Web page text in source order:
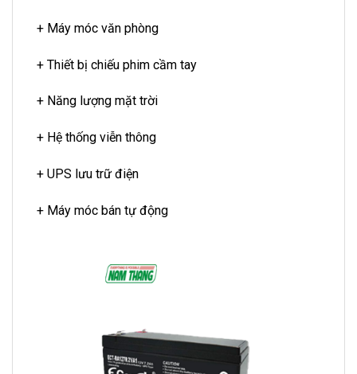
+ Máy móc văn phòng
+ Thiết bị chiếu phim cầm tay
+ Năng lượng mặt trời
+ Hệ thống viễn thông
+ UPS lưu trữ điện
+ Máy móc bán tự động